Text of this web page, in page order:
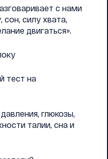
с нами
силу хвата,
двигаться».
тест на
глюкозы,
талии, сна и